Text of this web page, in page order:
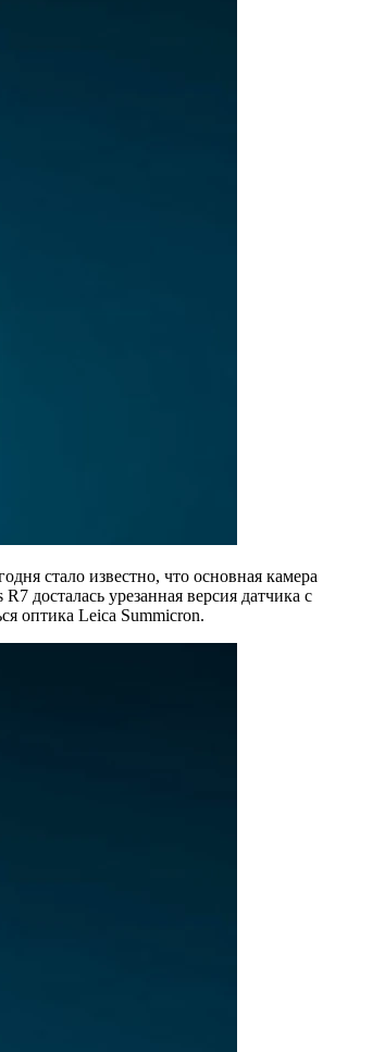
стало известно, что основная камера
досталась урезанная версия датчика с
оптика Leica Summicron.